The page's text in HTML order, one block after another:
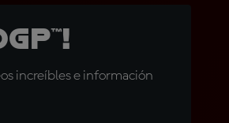
increíbles e información